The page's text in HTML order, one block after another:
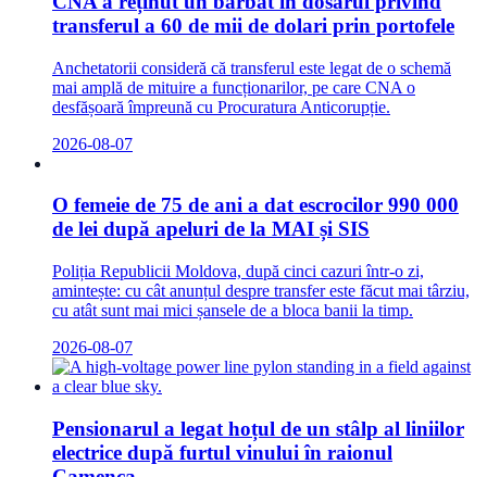
transferul a 60 de mii de dolari prin portofele
Anchetatorii consideră că transferul este legat de o schemă
mai amplă de mituire a funcționarilor, pe care CNA o
desfășoară împreună cu Procuratura Anticorupție.
2026-08-07
O femeie de 75 de ani a dat escrocilor 990 000
de lei după apeluri de la MAI și SIS
Poliția Republicii Moldova, după cinci cazuri într-o zi,
amintește: cu cât anunțul despre transfer este făcut mai târziu,
cu atât sunt mai mici șansele de a bloca banii la timp.
2026-08-07
Pensionarul a legat hoțul de un stâlp al liniilor
electrice după furtul vinului în raionul